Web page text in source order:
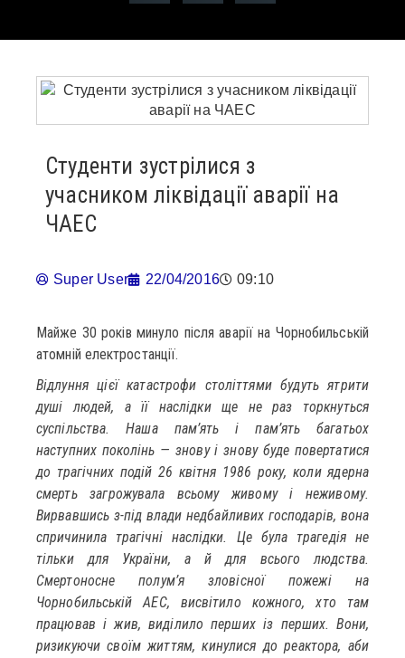
Студенти зустрілися з
учасником ліквідації аварії на
ЧАЕС
Super User 22/04/2016 09:10
Майже 30 років минуло після аварії на Чорнобильській
атомній електростанції.
Відлуння цієї катастрофи століттями будуть ятрити
душі людей, а її наслідки ще не раз торкнуться
суспільства. Наша пам’ять і пам’ять багатьох
наступних поколінь — знову і знову буде повертатися
до трагічних подій 26 квітня 1986 року, коли ядерна
смерть загрожувала всьому живому і неживому.
Вирвавшись з-під влади недбайливих господарів, вона
спричинила трагічні наслідки. Це була трагедія не
тільки для України, а й для всього людства.
Смертоносне полум’я зловісної пожежі на
Чорнобильській АЕС, висвітило кожного, хто там
працював і жив, виділило перших із перших. Вони,
ризикуючи своїм життям, кинулися до реактора, аби